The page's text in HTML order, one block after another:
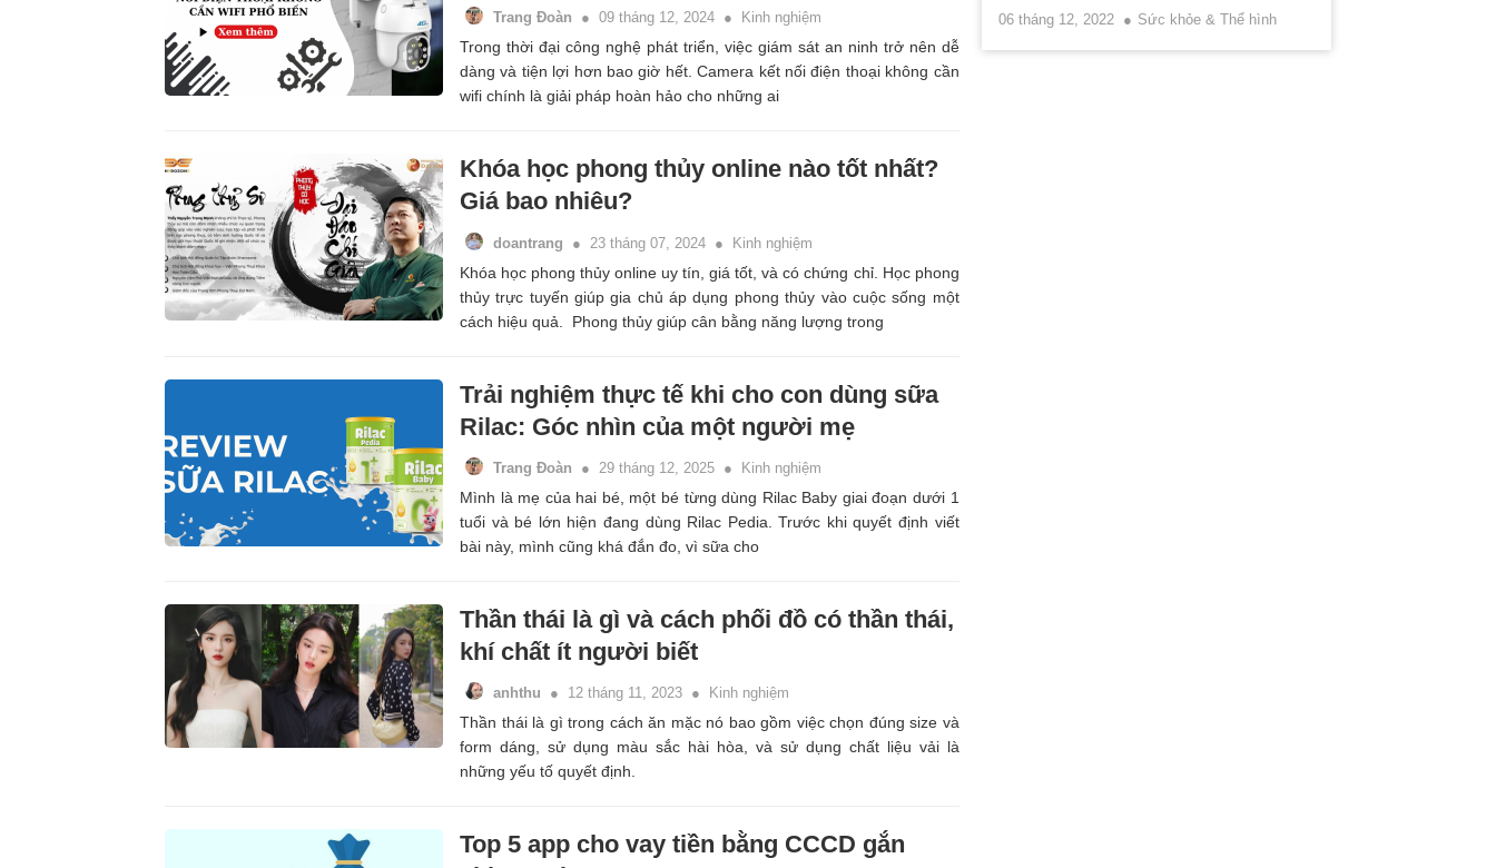
Trang Đoàn 09 tháng 12, 2024 Kinh nghiệm
Trong thời đại công nghệ phát triển, việc giám sát an ninh trở nên dễ
dàng và tiện lợi hơn bao giờ hết. Camera kết nối điện thoại không cần
wifi chính là giải pháp hoàn hảo cho những ai
Khóa học phong thủy online nào tốt nhất?
Giá bao nhiêu?
doantrang 23 tháng 07, 2024 Kinh nghiệm
Khóa học phong thủy online uy tín, giá tốt, và có chứng chỉ. Học phong
thủy trực tuyến giúp gia chủ áp dụng phong thủy vào cuộc sống một
cách hiệu quả. Phong thủy giúp cân bằng năng lượng trong
Trải nghiệm thực tế khi cho con dùng sữa
Rilac: Góc nhìn của một người mẹ
Trang Đoàn 29 tháng 12, 2025 Kinh nghiệm
Mình là mẹ của hai bé, một bé từng dùng Rilac Baby giai đoạn dưới 1
tuổi và bé lớn hiện đang dùng Rilac Pedia. Trước khi quyết định viết
bài này, mình cũng khá đắn đo, vì sữa cho
Thần thái là gì và cách phối đồ có thần thái,
khí chất ít người biết
anhthu 12 tháng 11, 2023 Kinh nghiệm
Thần thái là gì trong cách ăn mặc nó bao gồm việc chọn đúng size và
form dáng, sử dụng màu sắc hài hòa, và sử dụng chất liệu vải là
những yếu tố quyết định.
Top 5 app cho vay tiền bằng CCCD gắn
06 tháng 12, 2022 Sức khỏe & Thể hình